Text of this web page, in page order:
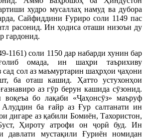
худро мусаллаҳ намуд ва дубора
Сайфиддини Ғуриро соли 1149 пас
расонид. Ин ҳодиса оташи низоъи ду
гардонид.
1161) соли 1150 дар набарди хунин бар
омада, ин шаҳри таърихиву
сол аз маъмуртарин шаҳрҳои ҷаҳони
ба оташ кашид. Ҳатто устухонҳои
аз гӯр берун кашида сӯзонид.
бо лақаби «Ҷаҳонсӯз» маъруф
ба ғайр аз Ғур салтанати ин
дигаре аз қабили Бомиён, Тахористон,
Ҳироту атрофи он ҷорӣ буд. Ин
давлати мустақили Ғуриён номидан